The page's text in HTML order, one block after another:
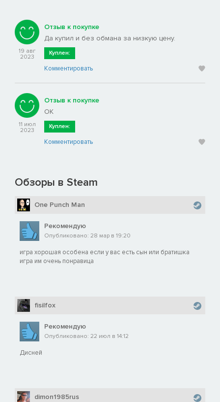
19 авг
2023
Отзыв к покупке
Да купил и без обмана за низкую цену.
Куплен:
Комментировать
11 июл
2023
Отзыв к покупке
OK
Куплен:
Комментировать
Обзоры в Steam
One Punch Man
Рекомендую
Опубликовано: 28 мар в 19:20
игра хорошая особена если у вас есть сын или братишка
игра им очень понравица
fisilfox
Рекомендую
Опубликовано: 22 июл в 14:12
Дисней
dimon1985rus